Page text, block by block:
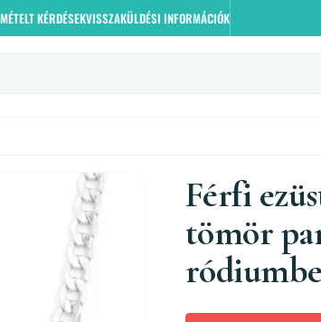
KÉRDÉSEKVISSZAKÜLDÉSI INFORMÁCIÓK
Férfi
tömör